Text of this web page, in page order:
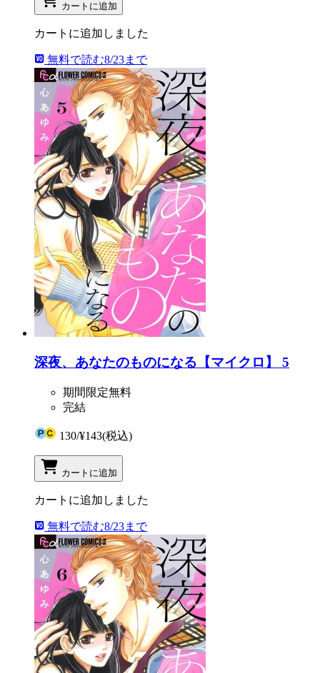
カートに追加
カートに追加しました
無料で読む8/23まで
深夜、あなたのものになる【マイクロ】 5
期間限定無料
完結
130/¥143(税込)
カートに追加
カートに追加しました
無料で読む8/23まで